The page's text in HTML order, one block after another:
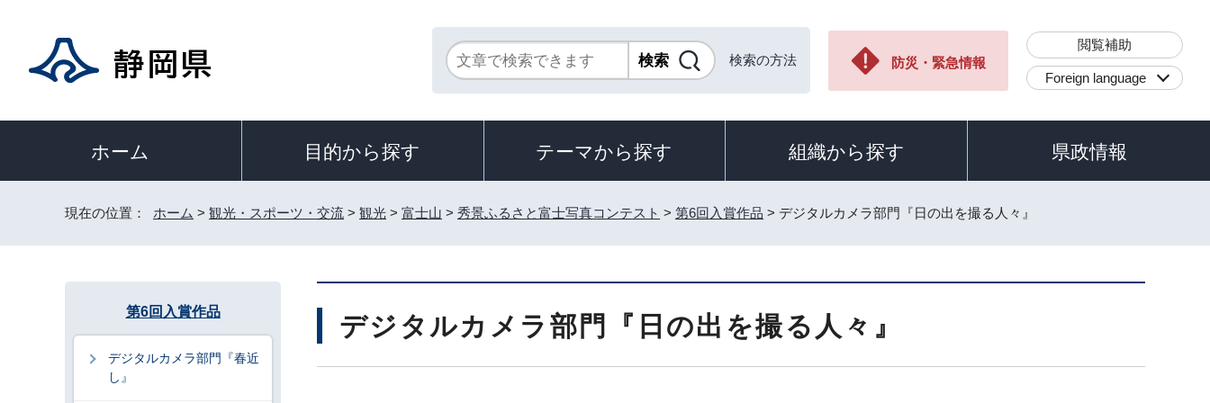
検索の方法 防災・緊急情報
閲覧補助
Foreign language
ホーム 目的から探す テーマから探す 組織から探す 県政情報
現在の位置： ホーム > 観光・スポーツ・交流 > 観光 > 富士山 > 秀景ふるさと富士写真コンテスト > 第6回入賞作品 > デジタルカメラ部門『日の出を撮る人々』
デジタルカメラ部門『日の出を撮る人々』
第6回入賞作品
デジタルカメラ部門『春近
し』